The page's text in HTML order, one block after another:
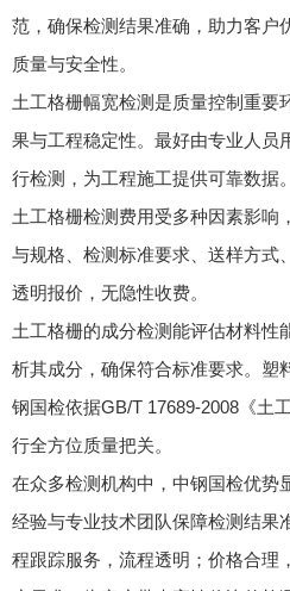
范，确保检测结果准确，助力客户
质量与安全性。
土工格栅幅宽检测是质量控制重要
果与工程稳定性。最好由专业人员
行检测，为工程施工提供可靠数据。
土工格栅检测费用受多种因素影响
与规格、检测标准要求、送样方式
透明报价，无隐性收费。
土工格栅的成分检测能评估材料性
析其成分，确保符合标准要求。塑
钢国检依据GB/T 17689-2008《土
行全方位质量把关。
在众多检测机构中，中钢国检优势
经验与专业技术团队保障检测结果
程跟踪服务，流程透明；价格合理